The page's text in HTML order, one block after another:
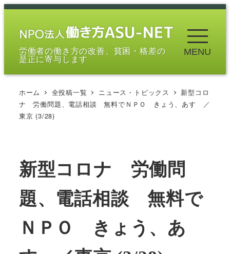
メ
労働者の働き方の改善、貧困・格差の
是正に寄与します
MENU
ホーム 全投稿一覧 ニュース・トピックス
新型コロ
ナ 労働問題、電話相談 無料でＮＰＯ きょう、あす ／
東京 (3/28)
新型コロナ 労働問
題、電話相談 無料で
ＮＰＯ きょう、あ